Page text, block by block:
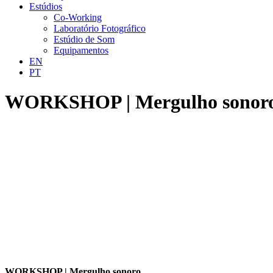
Estúdios
Co-Working
Laboratório Fotográfico
Estúdio de Som
Equipamentos
EN
PT
WORKSHOP | Mergulho